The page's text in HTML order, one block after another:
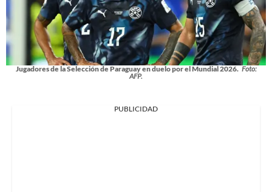
Jugadores de la Selección de Paraguay en duelo por el Mundial 2026. Foto:
AFP.
PUBLICIDAD